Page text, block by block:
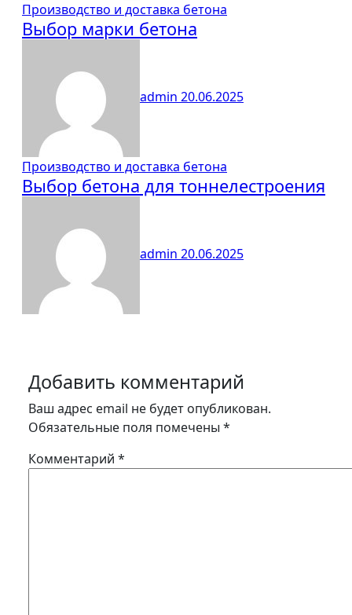
Производство и доставка бетона
Выбор марки бетона
admin 20.06.2025
Производство и доставка бетона
Выбор бетона для тоннелестроения
admin 20.06.2025
Добавить комментарий
Ваш адрес email не будет опубликован.
Обязательные поля помечены *
Комментарий *